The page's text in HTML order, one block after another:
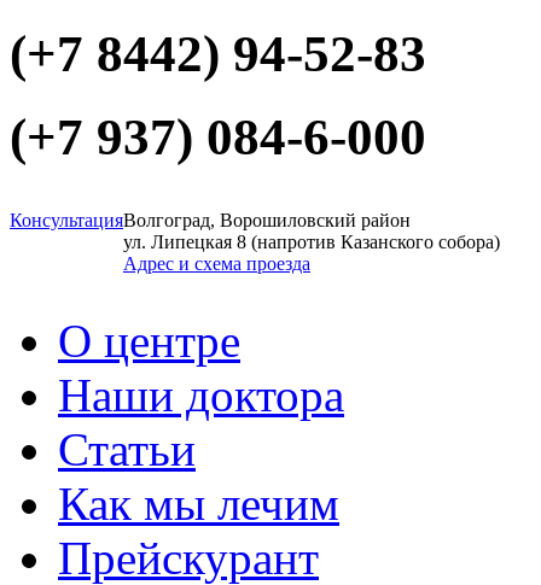
(+7 8442) 94-52-83
(+7 937) 084-6-000
КонсультацияВолгоград, Ворошиловский район
ул. Липецкая 8 (напротив Казанского собора)
Адрес и схема проезда
О центре
Наши доктора
Статьи
Как мы лечим
Прейскурант